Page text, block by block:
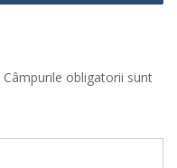
Câmpurile obligatorii sunt